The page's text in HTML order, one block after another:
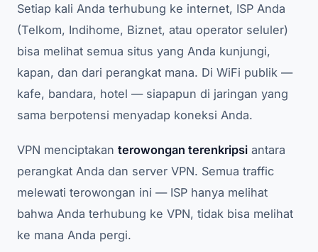
Setiap kali Anda terhubung ke internet, ISP Anda
(Telkom, Indihome, Biznet, atau operator seluler)
bisa melihat semua situs yang Anda kunjungi,
kapan, dan dari perangkat mana. Di WiFi publik —
kafe, bandara, hotel — siapapun di jaringan yang
sama berpotensi menyadap koneksi Anda.
VPN menciptakan terowongan terenkripsi antara
perangkat Anda dan server VPN. Semua traffic
melewati terowongan ini — ISP hanya melihat
bahwa Anda terhubung ke VPN, tidak bisa melihat
ke mana Anda pergi.